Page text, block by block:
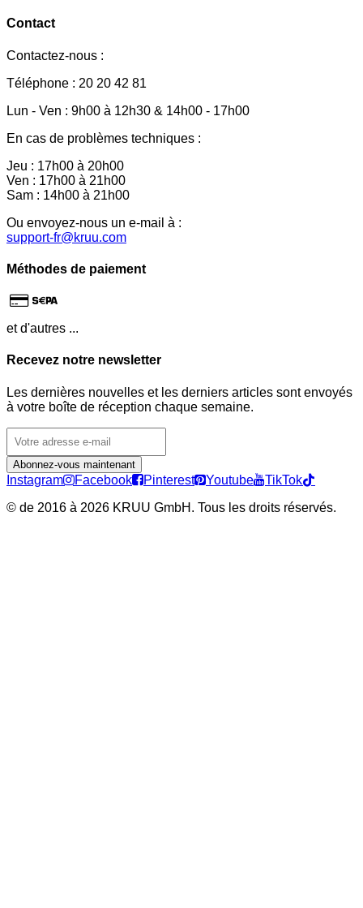
Contact
Contactez-nous :
Téléphone : 20 20 42 81
Lun - Ven : 9h00 à 12h30 & 14h00 - 17h00
En cas de problèmes techniques :
Jeu : 17h00 à 20h00
Ven : 17h00 à 21h00
Sam : 14h00 à 21h00
Ou envoyez-nous un e-mail à :
support-fr@kruu.com
Méthodes de paiement
et d'autres ...
Recevez notre newsletter
Les dernières nouvelles et les derniers articles sont envoyés
à votre boîte de réception chaque semaine.
Abonnez-vous maintenant
Instagram Facebook Pinterest Youtube
TikTok
© de 2016 à 2026 KRUU GmbH. Tous les droits réservés.